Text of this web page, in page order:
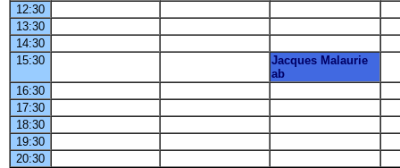
12:30
13:30
14:30
15:30
Jacques Malaurie
ab
16:30
17:30
18:30
19:30
20:30